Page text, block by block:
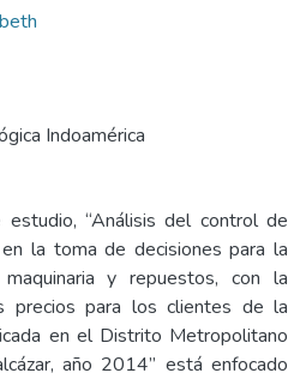
Indoamérica
“Análisis del control de
la toma de decisiones para la
y repuestos, con la
precios para los clientes de la
en el Distrito Metropolitano
año 2014” está enfocado